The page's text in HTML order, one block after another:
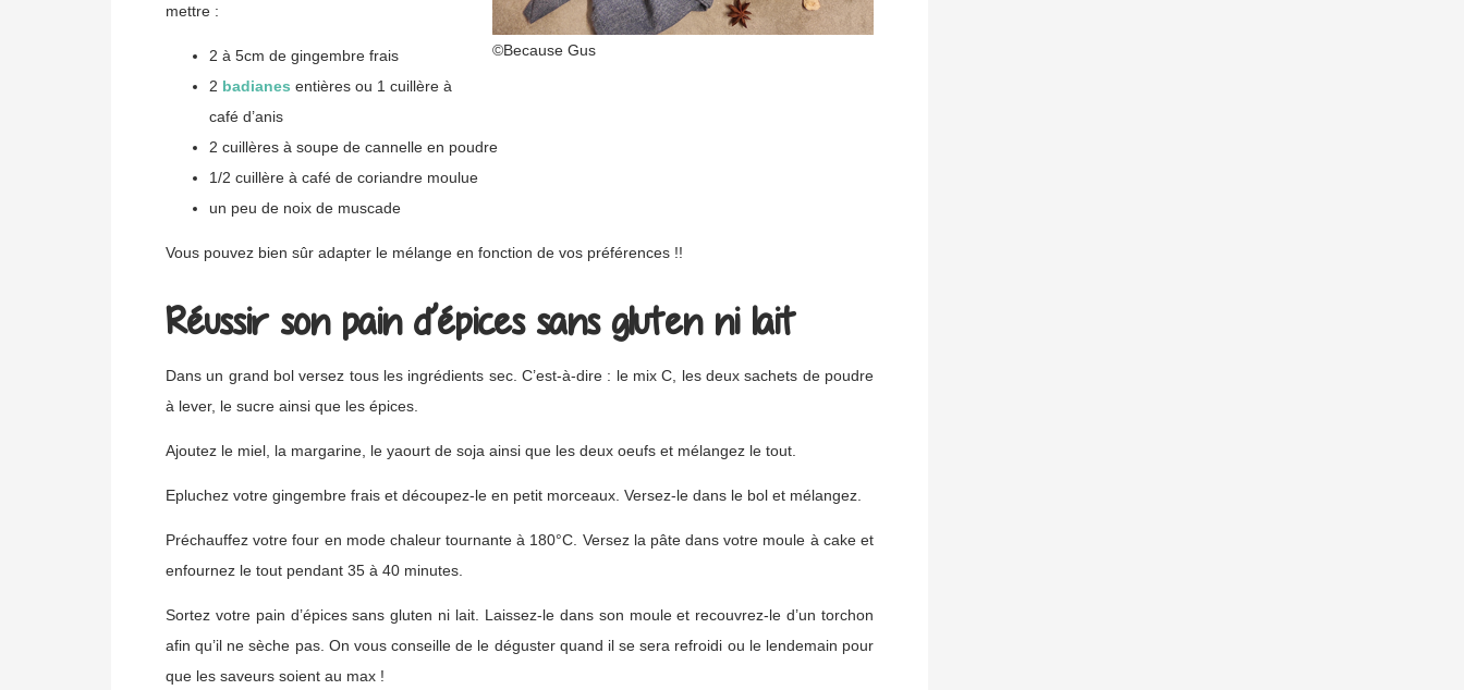
©Because Gus
mettre :
2 à 5cm de gingembre frais
2 badianes entières ou 1 cuillère à
café d’anis
2 cuillères à soupe de cannelle en poudre
1/2 cuillère à café de coriandre moulue
un peu de noix de muscade
Vous pouvez bien sûr adapter le mélange en fonction de vos préférences !!
Réussir son pain d’épices sans gluten ni lait
Dans un grand bol versez tous les ingrédients sec. C’est-à-dire : le mix C, les deux sachets de poudre
à lever, le sucre ainsi que les épices.
Ajoutez le miel, la margarine, le yaourt de soja ainsi que les deux oeufs et mélangez le tout.
Epluchez votre gingembre frais et découpez-le en petit morceaux. Versez-le dans le bol et mélangez.
Préchauffez votre four en mode chaleur tournante à 180°C. Versez la pâte dans votre moule à cake et
enfournez le tout pendant 35 à 40 minutes.
Sortez votre pain d’épices sans gluten ni lait. Laissez-le dans son moule et recouvrez-le d’un torchon
afin qu’il ne sèche pas. On vous conseille de le déguster quand il se sera refroidi ou le lendemain pour
que les saveurs soient au max !